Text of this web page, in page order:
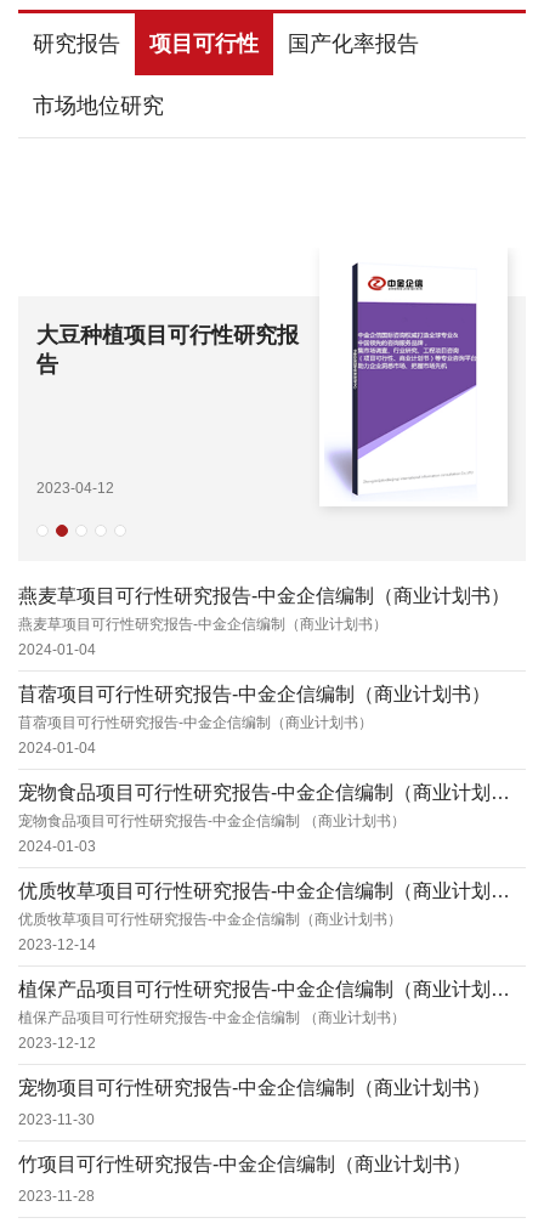
研究报告 项目可行性 国产化率报告
市场地位研究
大豆种植项目可行性研究报
告
2023-04-12
燕麦草项目可行性研究报告-中金企信编制（商业计划书）
燕麦草项目可行性研究报告-中金企信编制（商业计划书）
2024-01-04
苜蓿项目可行性研究报告-中金企信编制（商业计划书）
苜蓿项目可行性研究报告-中金企信编制（商业计划书）
2024-01-04
宠物食品项目可行性研究报告-中金企信编制（商业计划书）
宠物食品项目可行性研究报告-中金企信编制 （商业计划书）
2024-01-03
优质牧草项目可行性研究报告-中金企信编制（商业计划书）
优质牧草项目可行性研究报告-中金企信编制（商业计划书）
2023-12-14
植保产品项目可行性研究报告-中金企信编制（商业计划书）
植保产品项目可行性研究报告-中金企信编制 （商业计划书）
2023-12-12
宠物项目可行性研究报告-中金企信编制（商业计划书）
2023-11-30
竹项目可行性研究报告-中金企信编制（商业计划书）
2023-11-28